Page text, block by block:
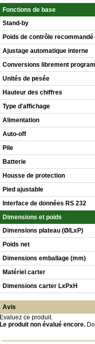
Fonctions de base
Stand-by
Poids de contrôle recommandé
Ajustage automatique interne
Conversions librement
Unités de pesée
Hauteur des chiffres
Type d'affichage
Alimentation
Auto-off
Pile
Batterie
Housse de protection
Pied ajustable
Interface de données RS 232
Dimensions et poids
Dimensions plateau (Ø/LxP)
Poids net
Dimensions emballage (mm)
Matériel carter
Dimensions carter LxPxH
Avis
Evaluez ce produit.
Le produit non évalué encore.